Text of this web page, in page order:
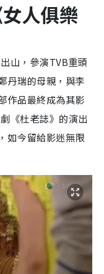
人俱樂
山，參演TVB重頭
丹瑞的母親，與李
作品最終成為其影
《杜老誌》的演出
如今留給影迷無限